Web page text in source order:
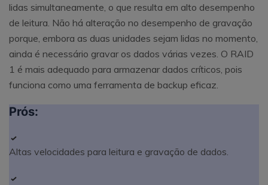
lidas simultaneamente, o que resulta em alto desempenho
de leitura. Não há alteração no desempenho de gravação
porque, embora as duas unidades sejam lidas no momento,
ainda é necessário gravar os dados várias vezes. O RAID
1 é mais adequado para armazenar dados críticos, pois
funciona como uma ferramenta de backup eficaz.
Prós:
Altas velocidades para leitura e gravação de dados.